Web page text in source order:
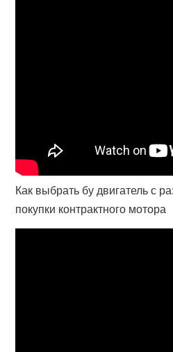
Как выбрать бу двигатель с
покупки контрактного мотора